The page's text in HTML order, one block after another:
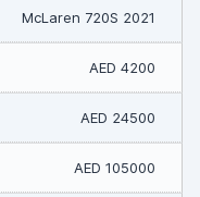
McLaren 720S 2021
AED 4200
AED 24500
AED 105000